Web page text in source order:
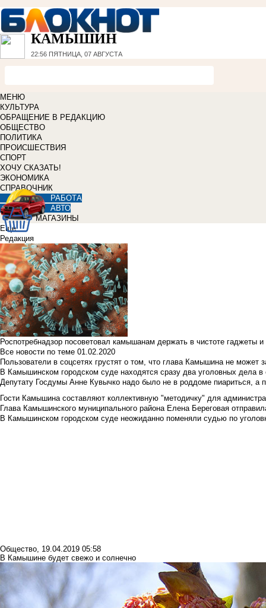
КАМЫШИН
22:56 ПЯТНИЦА, 07 АВГУСТА
МЕНЮ
КУЛЬТУРА
ОБРАЩЕНИЕ В РЕДАКЦИЮ
ОБЩЕСТВО
ПОЛИТИКА
ПРОИСШЕСТВИЯ
СПОРТ
ХОЧУ СКАЗАТЬ!
ЭКОНОМИКА
СПРАВОЧНИК
РАБОТА
АВТО
МАГАЗИНЫ
Еще
Редакция
Роспотребнадзор посоветовал камышанам держать в чистоте гаджеты
Все новости по теме 01.02.2020
Пользователи в соцсетях грустят о том, что глава Камышина не может
В Камышинском городском суде находятся сразу два уголовных дела
Депутату Госдумы Анне Кувычко надо было не в роддоме пиариться, а
Гости Камышина составляют коллективную "методичку" для
Глава Камышинского муниципального района Елена Береговая
В Камышинском городском суде неожиданно поменяли судью по
Общество, 19.04.2019 05:58
В Камышине будет свежо и солнечно